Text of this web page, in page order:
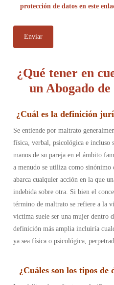
protección de datos en este
¿Qué tener en
un Abogado
¿Cuál es la definición
Se entiende por maltrato
física, verbal, psicológica e incluso
manos de su pareja en el ámbito
a menudo se utiliza como
abarca cualquier acción en la que
indebida sobre otra. Si bien el
término de maltrato se refiere a la
víctima suele ser una mujer dentro
definición más amplia incluiría
ya sea física o psicológica,
¿Cuáles son los tipos de